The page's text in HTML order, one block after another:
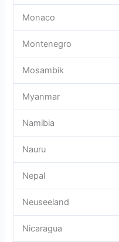
Monaco
Montenegro
Mosambik
Myanmar
Namibia
Nauru
Nepal
Neuseeland
Nicaragua